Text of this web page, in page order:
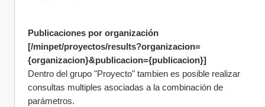
Publicaciones por organización
[/minpet/proyectos/results?organizacion=
{organizacion}&publicacion={publicacion}]
Dentro del grupo "Proyecto" tambien es posible realizar
consultas multiples asociadas a la combinación de
parámetros.